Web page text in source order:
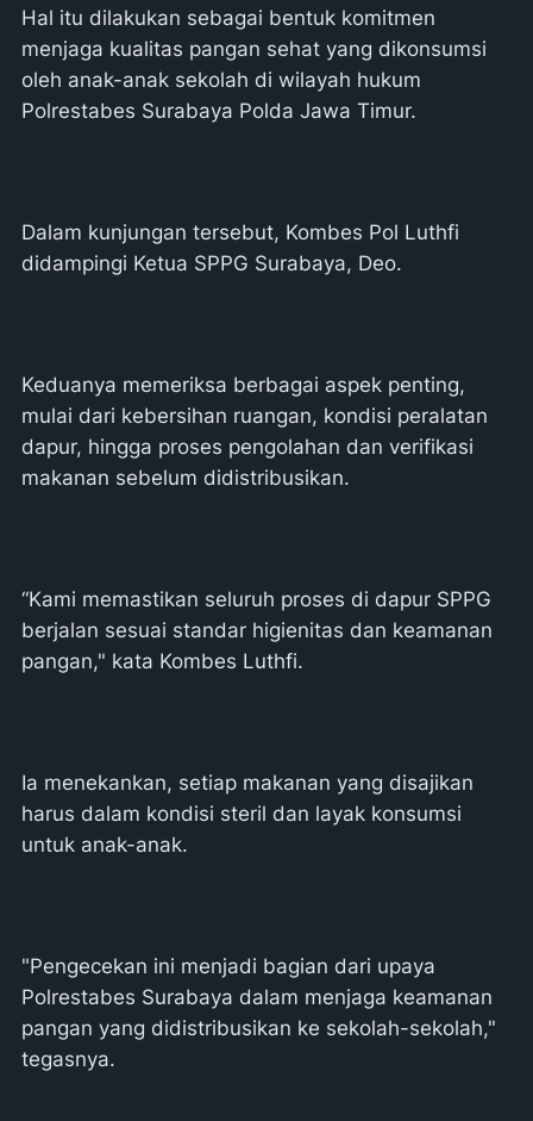
Hal itu dilakukan sebagai bentuk komitmen
menjaga kualitas pangan sehat yang dikonsumsi
oleh anak-anak sekolah di wilayah hukum
Polrestabes Surabaya Polda Jawa Timur.
Dalam kunjungan tersebut, Kombes Pol Luthfi
didampingi Ketua SPPG Surabaya, Deo.
Keduanya memeriksa berbagai aspek penting,
mulai dari kebersihan ruangan, kondisi peralatan
dapur, hingga proses pengolahan dan verifikasi
makanan sebelum didistribusikan.
“Kami memastikan seluruh proses di dapur SPPG
berjalan sesuai standar higienitas dan keamanan
pangan," kata Kombes Luthfi.
Ia menekankan, setiap makanan yang disajikan
harus dalam kondisi steril dan layak konsumsi
untuk anak-anak.
"Pengecekan ini menjadi bagian dari upaya
Polrestabes Surabaya dalam menjaga keamanan
pangan yang didistribusikan ke sekolah-sekolah,"
tegasnya.